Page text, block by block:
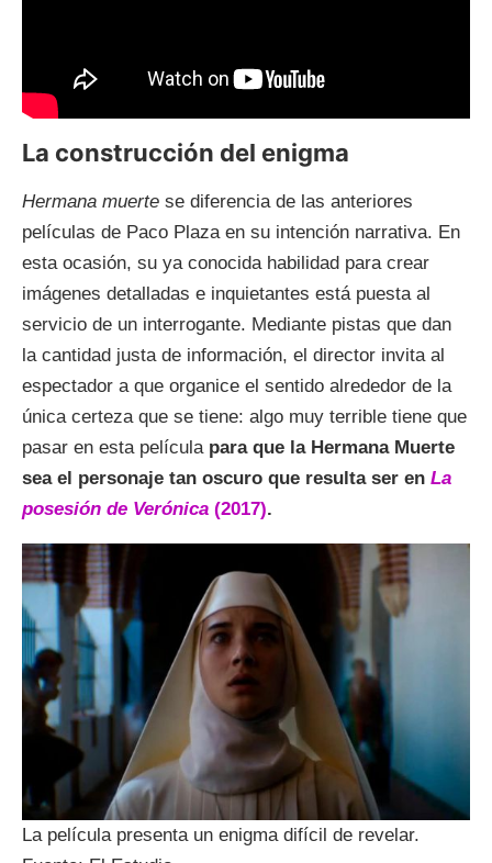
La construcción del enigma
Hermana muerte se diferencia de las anteriores
películas de Paco Plaza en su intención narrativa. En
esta ocasión, su ya conocida habilidad para crear
imágenes detalladas e inquietantes está puesta al
servicio de un interrogante. Mediante pistas que dan
la cantidad justa de información, el director invita al
espectador a que organice el sentido alrededor de la
única certeza que se tiene: algo muy terrible tiene que
pasar en esta película para que la Hermana Muerte
sea el personaje tan oscuro que resulta ser en La
posesión de Verónica (2017).
La película presenta un enigma difícil de revelar.